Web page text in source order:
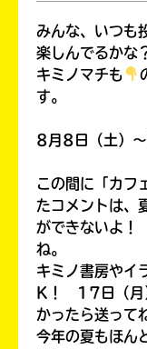
みんな、いつも
楽しんでるかな
キミノマチも
す。
8月8日（土）
この間に「カフ
たコメントは、
ができないよ
ね。
キミノ書房やイ
K！ 17日（月
かったら送って
今年の夏もほん